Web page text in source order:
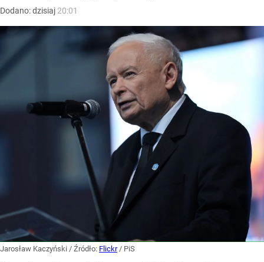
Dodano:dzisiaj 20:01
Jarosław Kaczyński / Źródło: Flickr / PiS